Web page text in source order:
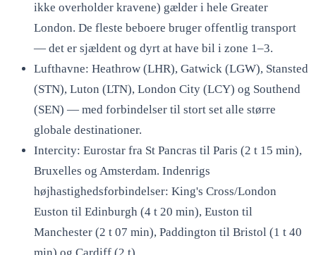
ikke overholder kravene) gælder i hele Greater
London. De fleste beboere bruger offentlig transport
— det er sjældent og dyrt at have bil i zone 1–3.
Lufthavne: Heathrow (LHR), Gatwick (LGW), Stansted
(STN), Luton (LTN), London City (LCY) og Southend
(SEN) — med forbindelser til stort set alle større
globale destinationer.
Intercity: Eurostar fra St Pancras til Paris (2 t 15 min),
Bruxelles og Amsterdam. Indenrigs
højhastighedsforbindelser: King's Cross/London
Euston til Edinburgh (4 t 20 min), Euston til
Manchester (2 t 07 min), Paddington til Bristol (1 t 40